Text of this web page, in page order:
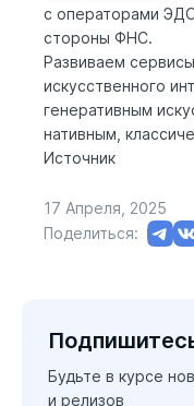
с операторами
стороны ФНС.
Развиваем
искусственного
генеративным
нативным,
Источник
17 Апреля, 2025
Поделиться:
Будьте в курсе
и релизов